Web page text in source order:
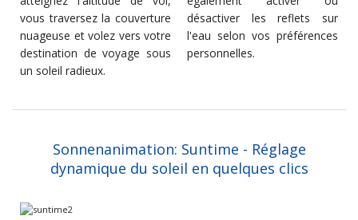
vous traversez la couverture
nuageuse et volez vers votre
destination de voyage sous
un soleil radieux.
désactiver les reflets sur
l'eau selon vos préférences
personnelles.
Sonnenanimation: Suntime - Réglage
dynamique du soleil en quelques clics